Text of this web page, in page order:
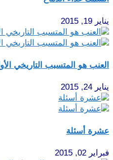
يناير 19, 2015
العنب هو المتسبب التاريخي
يناير 24, 2015
عشرة أسئلة
فبراير 02, 2015